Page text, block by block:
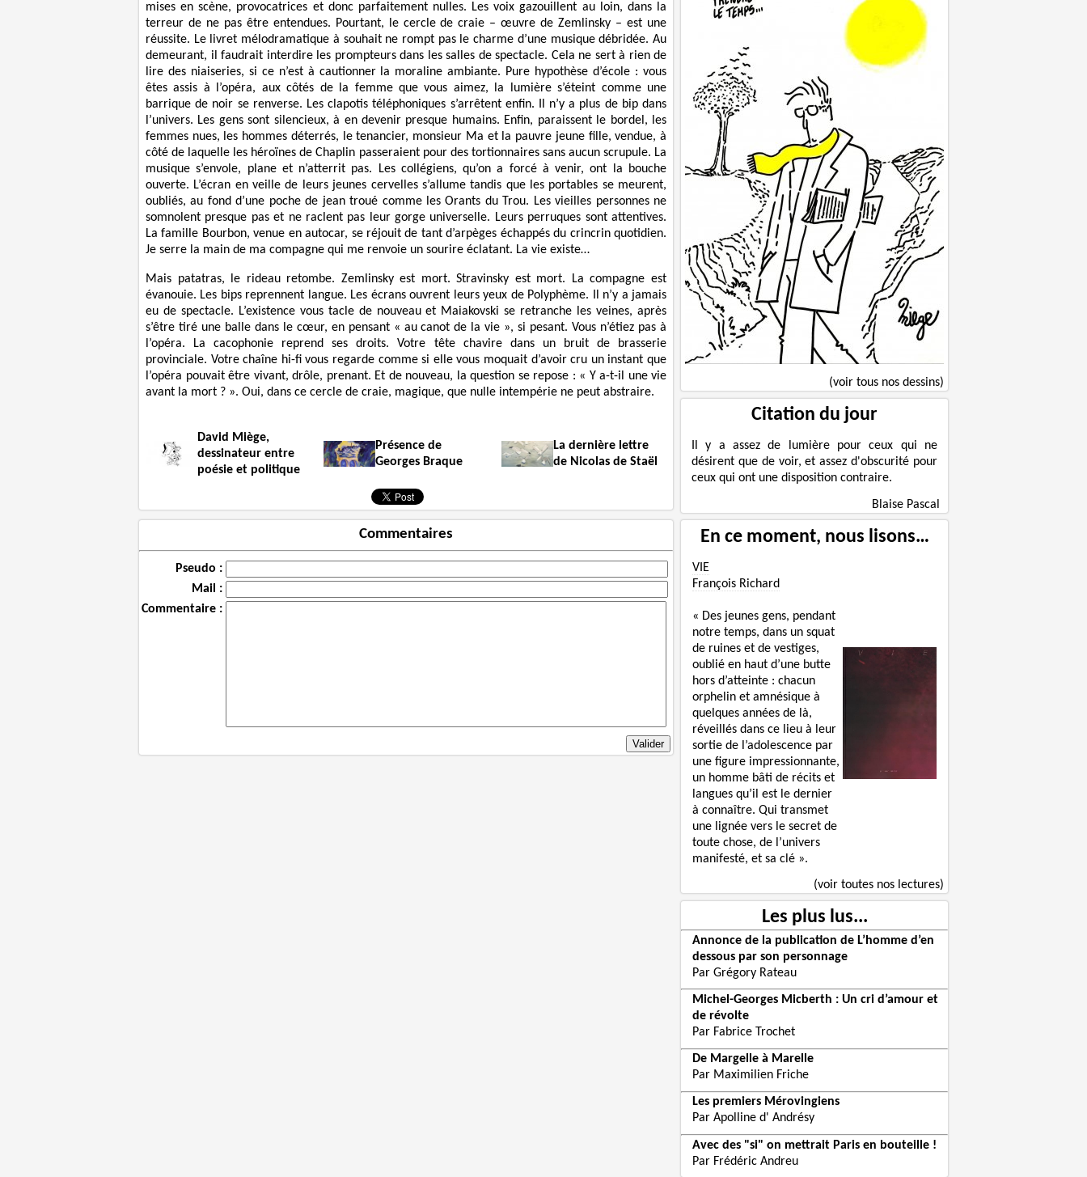
mises en scène, provocatrices et donc parfaitement nulles. Les voix gazouillent au loin, dans la
terreur de ne pas être entendues. Pourtant, le cercle de craie – œuvre de Zemlinsky – est une
réussite. Le livret mélodramatique à souhait ne rompt pas le charme d’une musique débridée. Au
demeurant, il faudrait interdire les prompteurs dans les salles de spectacle. Cela ne sert à rien de
lire des niaiseries, si ce n’est à cautionner la moraline ambiante. Pure hypothèse d’école : vous
êtes assis à l’opéra, aux côtés de la femme que vous aimez, la lumière s’éteint comme une
barrique de noir se renverse. Les clapotis téléphoniques s’arrêtent enfin. Il n’y a plus de bip dans
l’univers. Les gens sont silencieux, à en devenir presque humains. Enfin, paraissent le bordel, les
femmes nues, les hommes déterrés, le tenancier, monsieur Ma et la pauvre jeune fille, vendue, à
côté de laquelle les héroïnes de Chaplin passeraient pour des tortionnaires sans aucun scrupule. La
musique s’envole, plane et n’atterrit pas. Les collégiens, qu’on a forcé à venir, ont la bouche
ouverte. L’écran en veille de leurs jeunes cervelles s’allume tandis que les portables se meurent,
oubliés, au fond d’une poche de jean troué comme les Orants du Trou. Les vieilles personnes ne
somnolent presque pas et ne raclent pas leur gorge universelle. Leurs perruques sont attentives.
La famille Bourbon, venue en autocar, se réjouit de tant d’arpèges échappés du crincrin quotidien.
Je serre la main de ma compagne qui me renvoie un sourire éclatant. La vie existe…
Mais patatras, le rideau retombe. Zemlinsky est mort. Stravinsky est mort. La compagne est
évanouie. Les bips reprennent langue. Les écrans ouvrent leurs yeux de Polyphème. Il n’y a jamais
eu de spectacle. L’existence vous tacle de nouveau et Maiakovski se retranche les veines, après
s’être tiré une balle dans le cœur, en pensant « au canot de la vie », si pesant. Vous n’étiez pas à
l’opéra. La cacophonie reprend ses droits. Votre tête chavire dans un bruit de brasserie
provinciale. Votre chaîne hi-fi vous regarde comme si elle vous moquait d’avoir cru un instant que
l’opéra pouvait être vivant, drôle, prenant. Et de nouveau, la question se repose : « Y a-t-il une vie
avant la mort ? ». Oui, dans ce cercle de craie, magique, que nulle intempérie ne peut abstraire.
David Miège,
dessinateur entre
poésie et politique
Présence de
Georges Braque
La dernière lettre
de Nicolas de Staël
Commentaires
Pseudo :
Mail :
Commentaire :
(voir tous nos dessins)
Citation du jour
Il y a assez de lumière pour ceux qui ne
désirent que de voir, et assez d'obscurité pour
ceux qui ont une disposition contraire.
Blaise Pascal
En ce moment, nous lisons…
VIE
François Richard
« Des jeunes gens, pendant
notre temps, dans un squat
de ruines et de vestiges,
oublié en haut d’une butte
hors d’atteinte : chacun
orphelin et amnésique à
quelques années de là,
réveillés dans ce lieu à leur
sortie de l’adolescence par
une figure impressionnante,
un homme bâti de récits et
langues qu’il est le dernier
à connaître. Qui transmet
une lignée vers le secret de
toute chose, de l’univers
manifesté, et sa clé ».
(voir toutes nos lectures)
Les plus lus...
Annonce de la publication de L’homme d’en
dessous par son personnage
Par Grégory Rateau
Michel-Georges Micberth : Un cri d’amour et
de révolte
Par Fabrice Trochet
De Margelle à Marelle
Par Maximilien Friche
Les premiers Mérovingiens
Par Apolline d' Andrésy
Avec des "si" on mettrait Paris en bouteille !
Par Frédéric Andreu